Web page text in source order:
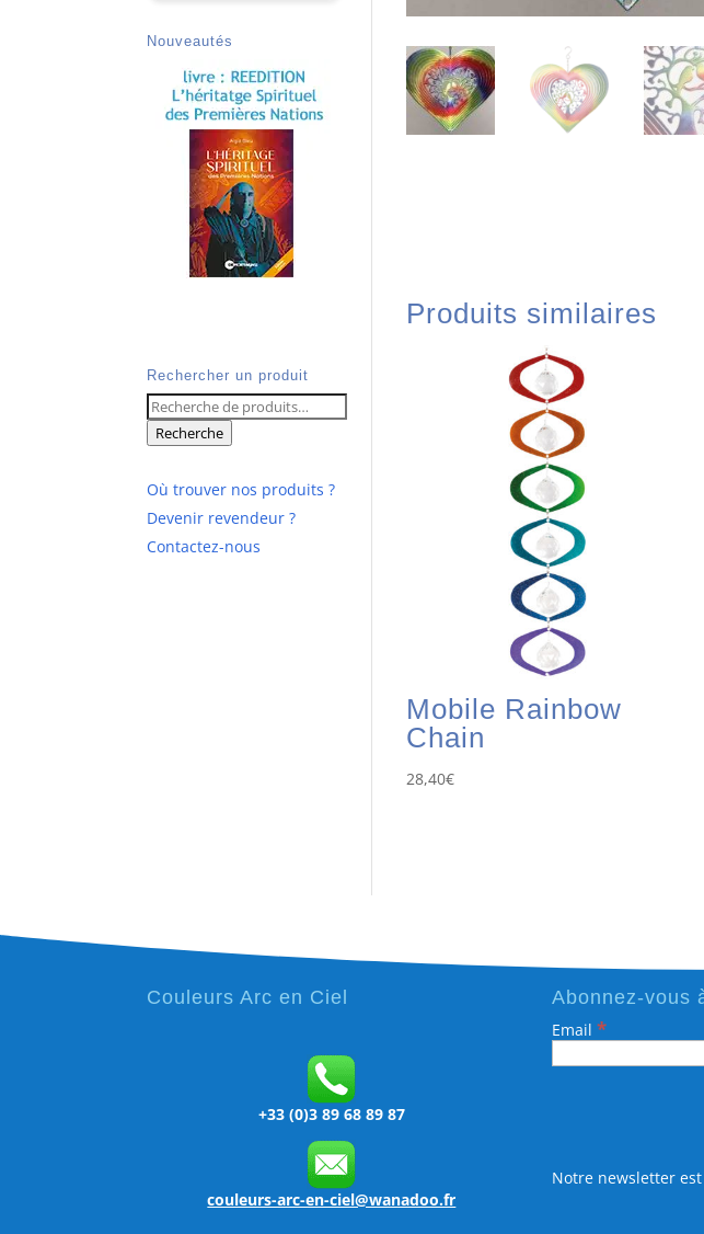
Produits similaires
Mobile Rainbow
Chain
28,40€
Nouveautés
Rechercher un produit
Recherche
pour :
Recherche
Où trouver nos produits ?
Devenir revendeur ?
Contactez-nous
Couleurs Arc en Ciel
+33 (0)3 89 68 89 87
couleurs-arc-en-ciel@wanadoo.fr
Abonnez-vous
Email *
Notre newsletter